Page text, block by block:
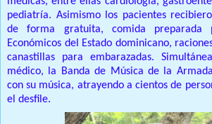
pediatría. Asimismo los pacientes
de forma gratuita, comida preparada
Económicos del Estado dominicano,
canastillas para embarazadas.
médico, la Banda de Música de la
con su música, atrayendo a cientos de
el desfile.